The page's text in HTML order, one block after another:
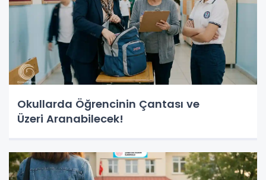
Okullarda Öğrencinin Çantası ve
Üzeri Aranabilecek!